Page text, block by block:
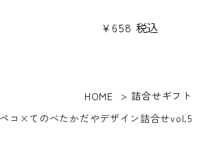
¥ 658 税込
HOME
詰合せギフト
コ×てのべたかだやデザイン詰合せvol.5